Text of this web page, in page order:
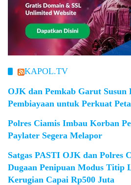
KAPOL.TV
OJK dan Pemkab Garut Susun
Pembiayaan untuk Perkuat
Polres Ciamis Imbau Korban
Paylater Segera Melapor
Satgas PASTI OJK dan Polres
Dugaan Penipuan Modus Titip
Kerugian Capai Rp500 Juta